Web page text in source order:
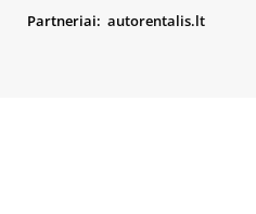
Partneriai: autorentalis.lt